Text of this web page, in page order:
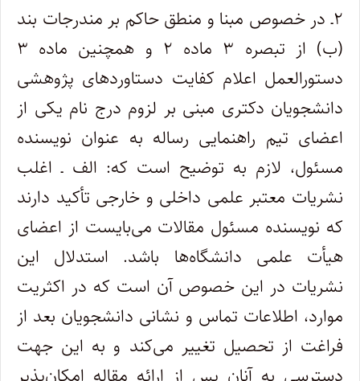
۲ـ در خصوص مبنا و منطق حاکم بر مندرجات بند
(ب) از تبصره ۳ ماده ۲ و همچنین ماده ۳
دستورالعمل اعلام کفایت دستاوردهای پژوهشی
دانشجویان دکتری مبنی بر لزوم درج نام یکی از
اعضای تیم راهنمایی رساله به عنوان نویسنده
مسئول، لازم به توضیح است که: الف ـ اغلب
نشریات معتبر علمی داخلی و خارجی تأکید دارند
که نویسنده مسئول مقالات می‌بایست از اعضای
هیأت علمی دانشگاه‌ها باشد. استدلال این
نشریات در این خصوص آن است که در اکثریت
موارد، اطلاعات تماس و نشانی دانشجویان بعد از
فراغت از تحصیل تغییر می‌کند و به این جهت